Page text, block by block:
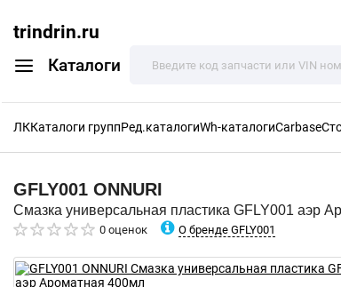
trindrin.ru
Каталоги
ЛККаталоги группРед.каталогиWh-каталогиCarbase
GFLY001 ONNURI
Смазка универсальная пластика GFLY001 аэр
0 оценок О бренде GFLY001